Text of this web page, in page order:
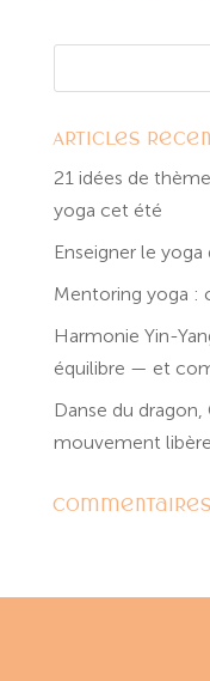
Articles
21 idées de
yoga cet été
Enseigner le yoga
Mentoring yoga :
Harmonie Yin-
équilibre — et
Danse du
mouvement libère